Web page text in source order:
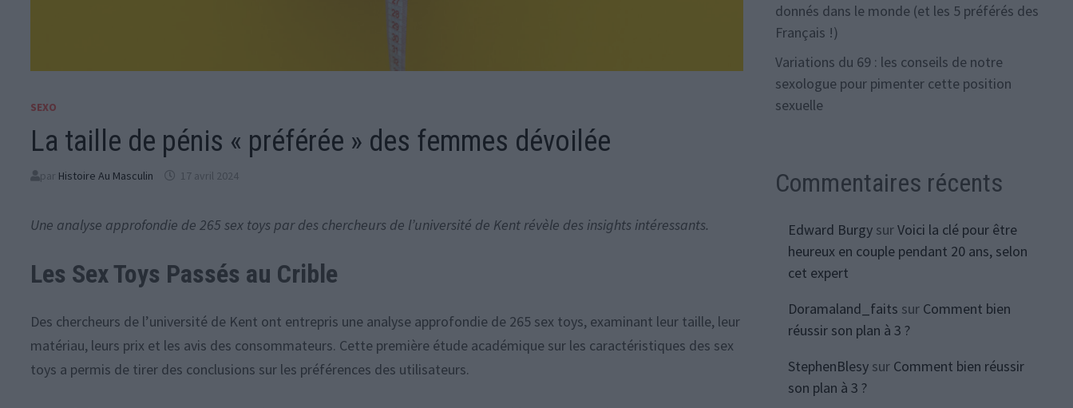
SEXO
La taille de pénis « préférée » des femmes dévoilée
par Histoire Au Masculin 17 avril 2024
Une analyse approfondie de 265 sex toys par des chercheurs de l’université de Kent révèle des insights intéressants.
Les Sex Toys Passés au Crible
Des chercheurs de l’université de Kent ont entrepris une analyse approfondie de 265 sex toys, examinant leur taille, leur
matériau, leurs prix et les avis des consommateurs. Cette première étude académique sur les caractéristiques des sex
toys a permis de tirer des conclusions sur les préférences des utilisateurs.
donnés dans le monde (et les 5 préférés des
Français !)
Variations du 69 : les conseils de notre
sexologue pour pimenter cette position
sexuelle
Commentaires récents
Edward BurgysurVoici la clé pour être
heureux en couple pendant 20 ans, selon
cet expert
Doramaland_faits sur Comment bien
réussir son plan à 3 ?
StephenBlesysur Comment bien réussir
son plan à 3 ?